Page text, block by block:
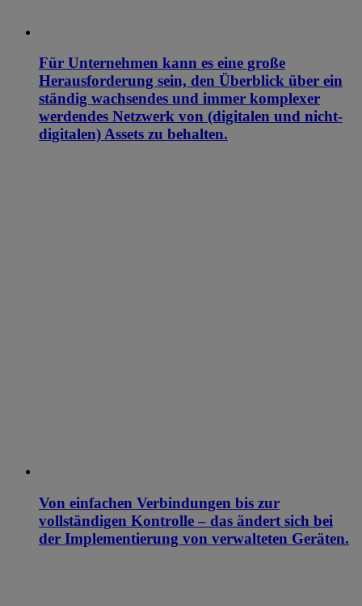
Für Unternehmen kann es eine große
Herausforderung sein, den Überblick über ein
ständig wachsendes und immer komplexer
werdendes Netzwerk von (digitalen und nicht-
digitalen) Assets zu behalten.
Von einfachen Verbindungen bis zur
vollständigen Kontrolle – das ändert sich bei
der Implementierung von verwalteten Geräten.